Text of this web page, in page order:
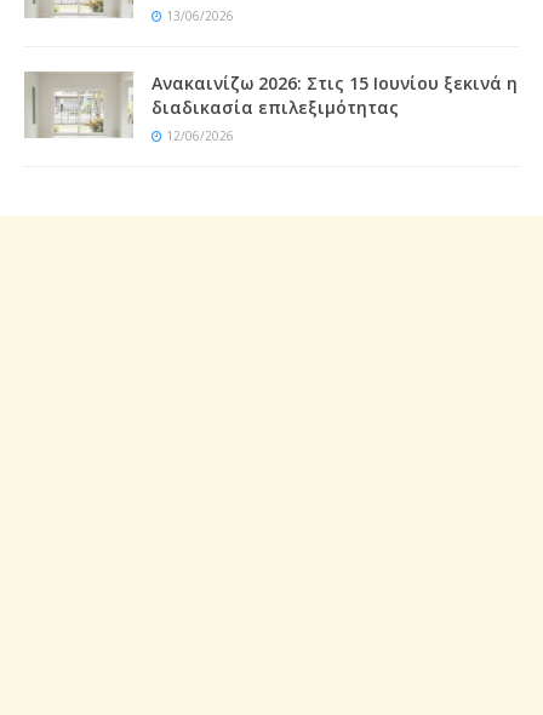
13/06/2026
Ανακαινίζω 2026: Στις 15 Ιουνίου ξεκινά η
διαδικασία επιλεξιμότητας
12/06/2026